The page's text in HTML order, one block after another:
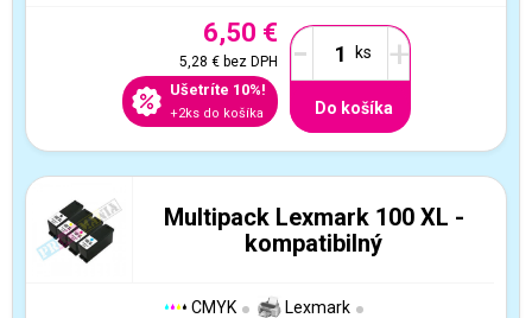
6,50 €
5,28 €bez DPH
Ušetríte 10%!
+2ks do košíka
- +
Do košíka
Multipack Lexmark 100 XL -
kompatibilný
CMYK Lexmark